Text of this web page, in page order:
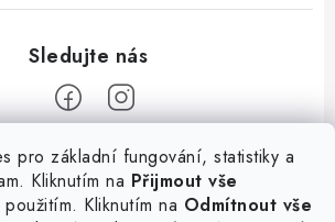
pro základní fungování, statistiky a
Kliknutím na Přijmout vše
Kliknutím na Odmítnout vše